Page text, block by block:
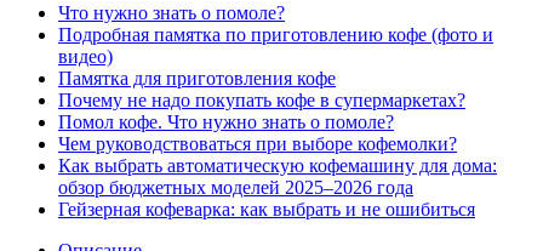
Что нужно знать о помоле?
Подробная памятка по приготовлению кофе (фото и
видео)
Памятка для приготовления кофе
Почему не надо покупать кофе в супермаркетах?
Помол кофе. Что нужно знать о помоле?
Чем руководствоваться при выборе кофемолки?
Как выбрать автоматическую кофемашину для дома:
обзор бюджетных моделей 2025–2026 года
Гейзерная кофеварка: как выбрать и не ошибиться